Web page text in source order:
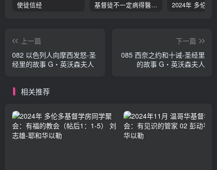
使徒信经 基督徒不一定病得醫治？寇紹恩牧師談基督徒的醫治與盼望
上一篇
082 以色列人向摩西发怒-圣
经里的故事 G‧英沃森夫人
下一篇
085 西奈之约和十诫-圣经里
的故事 G‧英沃森夫人
相关推荐